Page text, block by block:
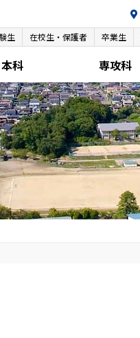
生 在校生・保護者 卒業生
本科 専攻科